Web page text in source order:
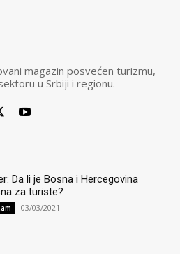
magazin posvećen turizmu,
u Srbiji i regionu.
Da li je Bosna i Hercegovina
za turiste?
03/03/2021